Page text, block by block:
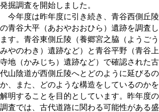
発掘調査を開始しました。
今年度は昨年度に引き続き、青谷西側丘陵
の青谷大平（あおやおおひら）遺跡を調査し
ます。青谷東側丘陵（養郷宮之脇（ようごう
みやのわき）遺跡など）と青谷平野（青谷上
寺地（かみじち）遺跡など）で確認された古
代山陰道が西側丘陵へとどのように延びるの
か、また、どのような構造をしているのかを
解明することを目的としています。昨年度の
調査では、古代道路に関わる可能性がある盛